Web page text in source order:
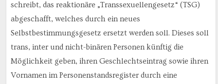
schreibt, das reaktionäre „Transsexuellengesetz“ (TSG)
abgeschafft, welches durch ein neues
Selbstbestimmungsgesetz ersetzt werden soll. Dieses soll
trans, inter und nicht-binären Personen künftig die
Möglichkeit geben, ihren Geschlechtseintrag sowie ihren
Vornamen im Personenstandsregister durch eine